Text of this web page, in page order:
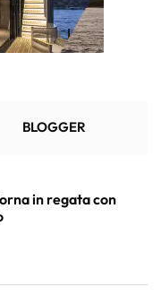
BLOGGER
in regata con